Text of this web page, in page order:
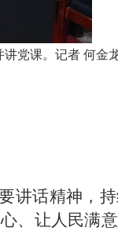
党课。记者 何金
讲话精神，
、让人民满